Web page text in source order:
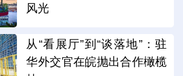
风光
从“看展厅”到“谈落地”：驻
华外交官在皖抛出合作橄榄